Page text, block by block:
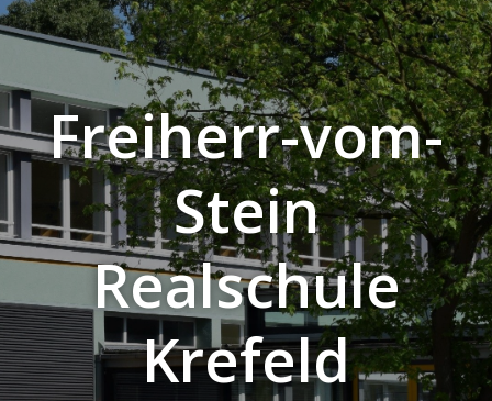
Freiherr-vom-
Stein
Realschule
Krefeld